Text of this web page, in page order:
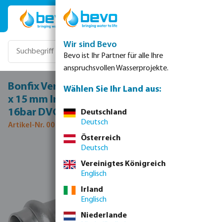
Zum Hauptinhalt springen
Bonfix Verschraubung Edelstahl 316L 1/2"
x 15 mm Innengewinde x Pressmuffe
16bar DVGW/KIWA
Artikel-Nr. 0085080
Bildergalerie überspringen
Wir sind Bevo
Bevo ist Ihr Partner für alle Ihre
anspruchsvollen Wasserprojekte.
Wählen Sie Ihr Land aus:
Deutschland
Deutsch
Österreich
Deutsch
Vereinigtes Königreich
Englisch
Irland
Englisch
Niederlande